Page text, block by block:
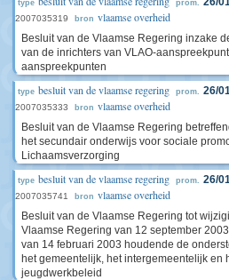
type prom.
2007035319 bron vlaamse overheid
Besluit van de Vlaamse Regering inzake
van de inrichters van VLAO-
aanspreekpunten
type besluit van de vlaamse regering prom. 26/
2007035333 bron vlaamse overheid
Besluit van de Vlaamse Regering
het secundair onderwijs voor sociale
Lichaamsverzorging
type besluit van de vlaamse regering prom. 26/
2007035741 bron vlaamse overheid
Besluit van de Vlaamse Regering tot
Vlaamse Regering van 12 september
van 14 februari 2003 houdende de
het gemeentelijk, het intergemeentelijk en
jeugdwerkbeleid